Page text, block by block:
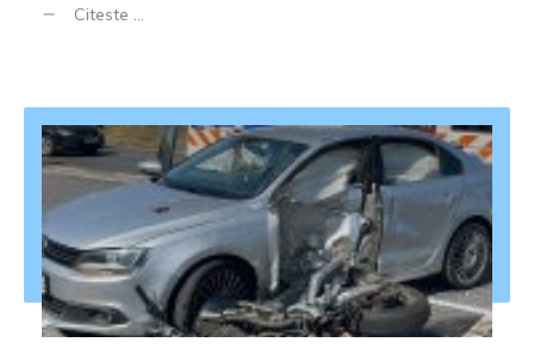
Citeste ...